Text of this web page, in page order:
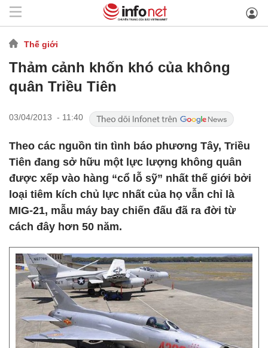
Thế giới
Thảm cảnh khốn khó của không
quân Triều Tiên
03/04/2013 - 11:40
Theo các nguồn tin tình báo phương Tây, Triều
Tiên đang sở hữu một lực lượng không quân
được xếp vào hàng “cổ lỗ sỹ” nhất thế giới bởi
loại tiêm kích chủ lực nhất của họ vẫn chỉ là
MIG-21, mẫu máy bay chiến đấu đã ra đời từ
cách đây hơn 50 năm.